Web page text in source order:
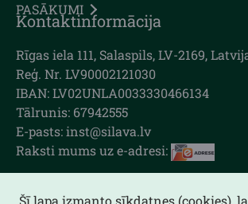
PASĀKUMI
Kontaktinformācija
Rīgas iela 111, Salaspils, LV-2169,
Reģ. Nr. LV90002121030
IBAN: LV02UNLA0033330466134
Tālrunis: 67942555
E-pasts: inst@silava.lv
Raksti mums uz e-adresi:
Šī lapa izmanto sīkdatnes (cookies),